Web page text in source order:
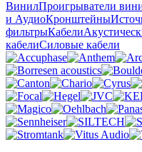
ВинилПроигрыватели
и АудиоКронштейны
фильтрыКабели
кабелиСиловые кабели